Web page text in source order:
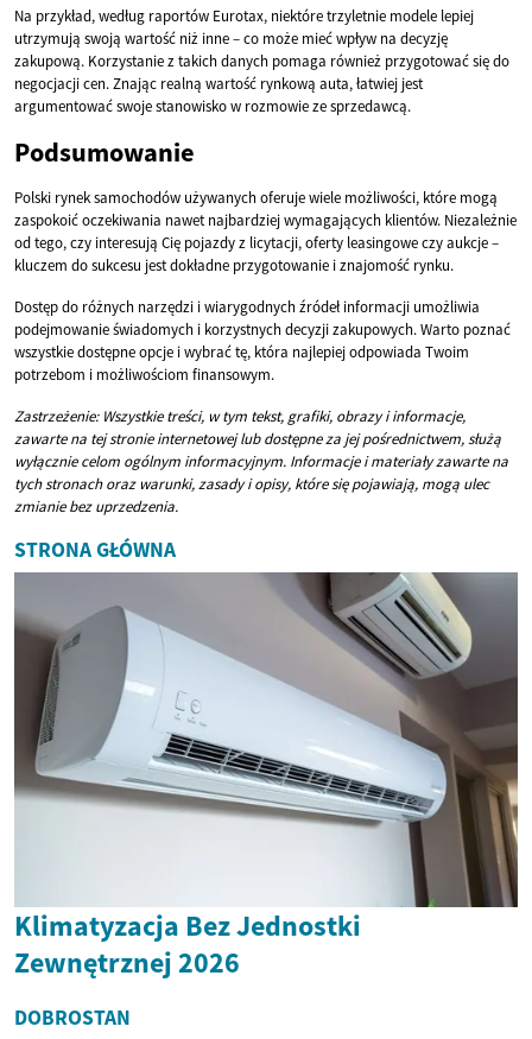
Na przykład, według raportów Eurotax, niektóre trzyletnie modele lepiej
utrzymują swoją wartość niż inne – co może mieć wpływ na decyzję
zakupową. Korzystanie z takich danych pomaga również przygotować się do
negocjacji cen. Znając realną wartość rynkową auta, łatwiej jest
argumentować swoje stanowisko w rozmowie ze sprzedawcą.
Podsumowanie
Polski rynek samochodów używanych oferuje wiele możliwości, które mogą
zaspokoić oczekiwania nawet najbardziej wymagających klientów. Niezależnie
od tego, czy interesują Cię pojazdy z licytacji, oferty leasingowe czy aukcje –
kluczem do sukcesu jest dokładne przygotowanie i znajomość rynku.
Dostęp do różnych narzędzi i wiarygodnych źródeł informacji umożliwia
podejmowanie świadomych i korzystnych decyzji zakupowych. Warto poznać
wszystkie dostępne opcje i wybrać tę, która najlepiej odpowiada Twoim
potrzebom i możliwościom finansowym.
Zastrzeżenie: Wszystkie treści, w tym tekst, grafiki, obrazy i informacje,
zawarte na tej stronie internetowej lub dostępne za jej pośrednictwem, służą
wyłącznie celom ogólnym informacyjnym. Informacje i materiały zawarte na
tych stronach oraz warunki, zasady i opisy, które się pojawiają, mogą ulec
zmianie bez uprzedzenia.
STRONA GŁÓWNA
Klimatyzacja Bez Jednostki
Zewnętrznej 2026
DOBROSTAN